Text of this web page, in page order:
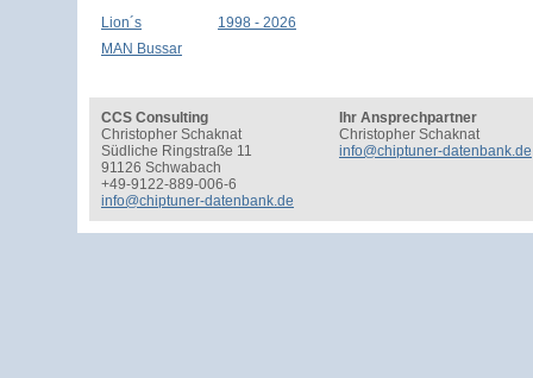
Lion´s
1998 - 2026
MAN Bussar
CCS Consulting
Christopher Schaknat
Südliche Ringstraße 11
91126 Schwabach
+49-9122-889-006-6
info@chiptuner-datenbank.de
Ihr Ansprechpartner
Christopher Schaknat
info@chiptuner-datenbank.de